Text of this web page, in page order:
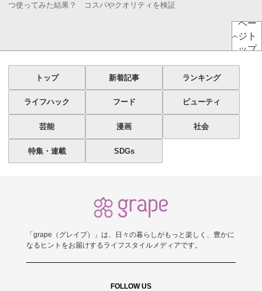
つ使ってみた結果？ コスパやクオリティを検証
ペー
ジト
ップ
トップ 新着記事 ランキング
ライフハック フード ビューティ
芸能 漫画 社会
特集・連載 SDGs
「grape（グレイプ）」は、日々の暮らしがもっと楽しく、豊かに
なるヒントをお届けするライフスタイルメディアです。
FOLLOW US